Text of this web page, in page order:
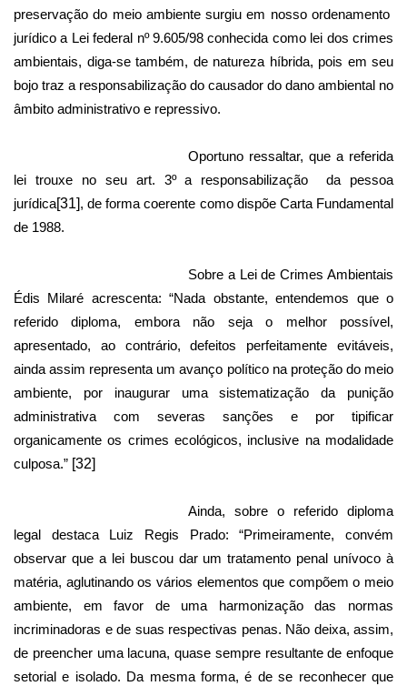
preservação do meio ambiente surgiu em nosso ordenamento
jurídico a Lei federal nº 9.605/98 conhecida como lei dos crimes
ambientais, diga-se também, de natureza híbrida, pois em seu
bojo traz a responsabilização do causador do dano ambiental no
âmbito administrativo e repressivo.
Oportuno ressaltar, que a referida
lei trouxe no seu art. 3º a responsabilização
da pessoa
jurídica[31], de forma coerente como dispõe Carta Fundamental
de 1988.
Sobre a Lei de Crimes Ambientais
Édis Milaré acrescenta: “Nada obstante, entendemos que o
referido diploma, embora não seja o melhor possível,
apresentado, ao contrário, defeitos perfeitamente evitáveis,
ainda assim representa um avanço político na proteção do meio
ambiente, por inaugurar uma sistematização da punição
administrativa com severas sanções e por tipificar
organicamente os crimes ecológicos, inclusive na modalidade
culposa.” [32]
Ainda, sobre o referido diploma
legal destaca Luiz Regis Prado: “Primeiramente, convém
observar que a lei buscou dar um tratamento penal unívoco à
matéria, aglutinando os vários elementos que compõem o meio
ambiente, em favor de uma harmonização das normas
incriminadoras e de suas respectivas penas. Não deixa, assim,
de preencher uma lacuna, quase sempre resultante de enfoque
setorial e isolado. Da mesma forma, é de se reconhecer que